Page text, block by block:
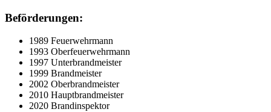
Beförderungen:
1989 Feuerwehrmann
1993 Oberfeuerwehrmann
1997 Unterbrandmeister
1999 Brandmeister
2002 Oberbrandmeister
2010 Hauptbrandmeister
2020 Brandinspektor